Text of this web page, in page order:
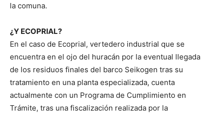
la comuna.
¿Y ECOPRIAL?
En el caso de Ecoprial, vertedero industrial que se
encuentra en el ojo del huracán por la eventual llegada
de los residuos finales del barco Seikogen tras su
tratamiento en una planta especializada, cuenta
actualmente con un Programa de Cumplimiento en
Trámite, tras una fiscalización realizada por la